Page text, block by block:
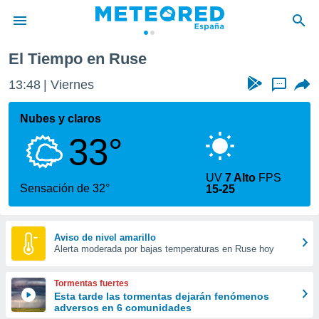
de
por
que se
calidad.
a este
las
y
forma
digital
basada
El Tiempo en Ruse
13:48 Viernes ...
Nubes y claros
33°
Sensación de 32°
UV7 Alto FPS
15-25
Aviso de nivel amarillo
Alerta moderada por bajas temperaturas en Ruse hoy
Tormentas fuertes
Esta tarde las tormentas dejarán fenómenos
adversos en 6 comunidades